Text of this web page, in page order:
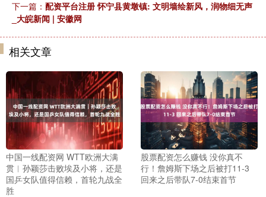
下一篇： 配资平台注册 怀宁县黄墩镇: 文明墙绘新风，润物细无声
_大皖新闻 | 安徽网
相关文章
中国一线配资网 WTT欧洲大满
贯︱孙颖莎击败埃及小将，还是
国乒女队值得信赖，首轮九战全
胜
股票配资怎么赚钱 没你真不
行！詹姆斯下场之后被打11-3
回来之后带队7-0结束首节